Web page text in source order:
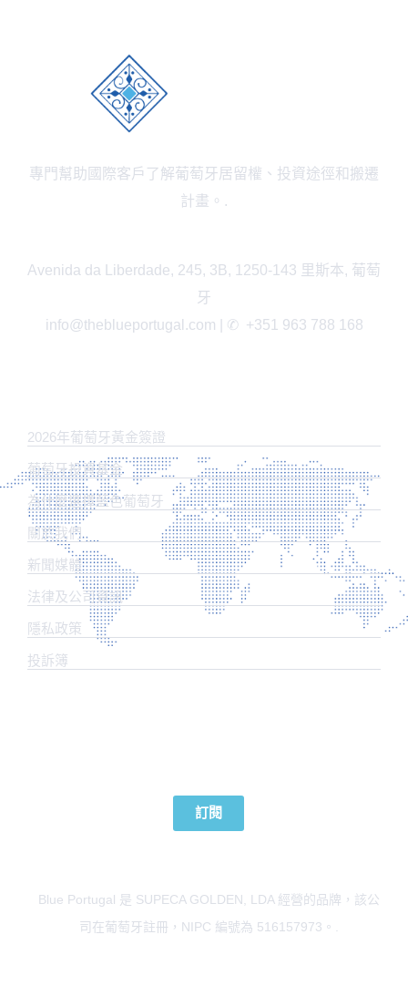
專門幫助國際客戶了解葡萄牙居留權、投資途徑和搬遷
計畫。.
Avenida da Liberdade, 245, 3B, 1250-143 里斯本, 葡萄
牙
info@theblueportugal.com | ✆ +351 963 788 168
2026年葡萄牙黃金簽證
葡萄牙投資基金
為什麼選擇藍色葡萄牙
關於我們
新聞媒體
法律及公司資訊
​隱私政策
投訴簿
訂閱
Blue Portugal 是 SUPECA GOLDEN, LDA 經營的品牌，該公
司在葡萄牙註冊，NIPC 編號為 516157973。.